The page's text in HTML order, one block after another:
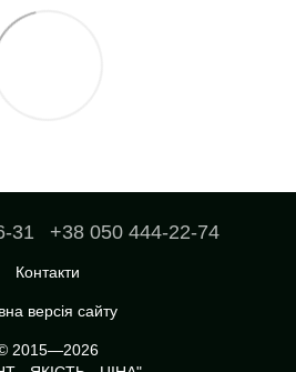
31 +38 050 444-22-74
Контакти
версія сайту
2015—2026